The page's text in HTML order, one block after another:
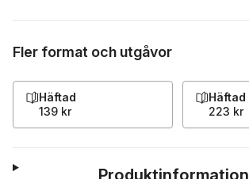
Fler format och utgåvor
Häftad
139 kr
Häftad
223 kr
Produktinformation